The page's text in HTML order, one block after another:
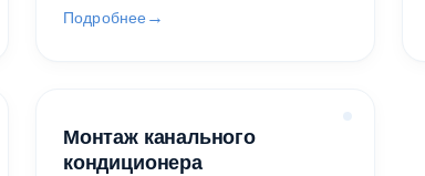
Подробнее
Монтаж канального
кондиционера